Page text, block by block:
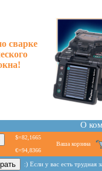
сварке
О
$=82,1665
€=94,8366
Ваша корзина
:) Если у вас есть трудная